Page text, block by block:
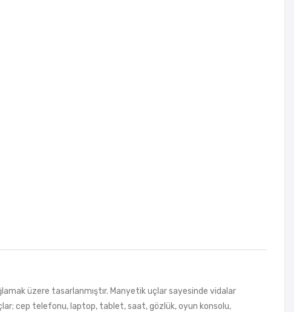
üzere tasarlanmıştır. Manyetik uçlar sayesinde vidalar
cep telefonu, laptop, tablet, saat, gözlük, oyun konsolu,